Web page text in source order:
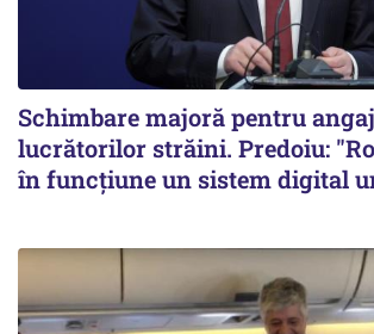
Schimbare majoră pentru
lucrătorilor străini. Predoiu:
în funcțiune un sistem digital